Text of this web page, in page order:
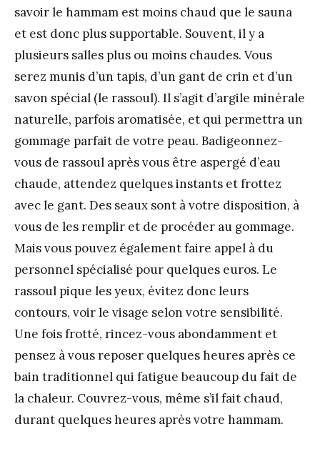
savoir le hammam est moins chaud que le sauna
et est donc plus supportable. Souvent, il y a
plusieurs salles plus ou moins chaudes. Vous
serez munis d’un tapis, d’un gant de crin et d’un
savon spécial (le rassoul). Il s’agit d’argile minérale
naturelle, parfois aromatisée, et qui permettra un
gommage parfait de votre peau. Badigeonnez-
vous de rassoul après vous être aspergé d’eau
chaude, attendez quelques instants et frottez
avec le gant. Des seaux sont à votre disposition, à
vous de les remplir et de procéder au gommage.
Mais vous pouvez également faire appel à du
personnel spécialisé pour quelques euros. Le
rassoul pique les yeux, évitez donc leurs
contours, voir le visage selon votre sensibilité.
Une fois frotté, rincez-vous abondamment et
pensez à vous reposer quelques heures après ce
bain traditionnel qui fatigue beaucoup du fait de
la chaleur. Couvrez-vous, même s’il fait chaud,
durant quelques heures après votre hammam.